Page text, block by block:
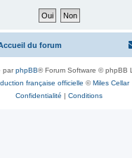
du forum
parphpBB® Forum Software © phpBB
française officielle ©Miles Cellar
Confidentialité | Conditions